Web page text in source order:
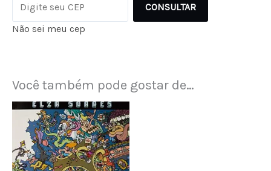
CONSULTAR
Não sei meu cep
Você também pode gostar de…